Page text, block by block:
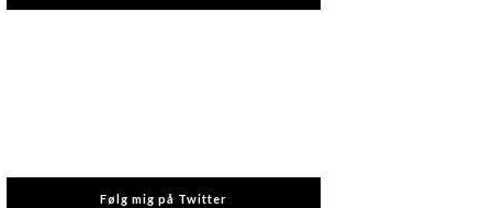
Følg mig på Twitter